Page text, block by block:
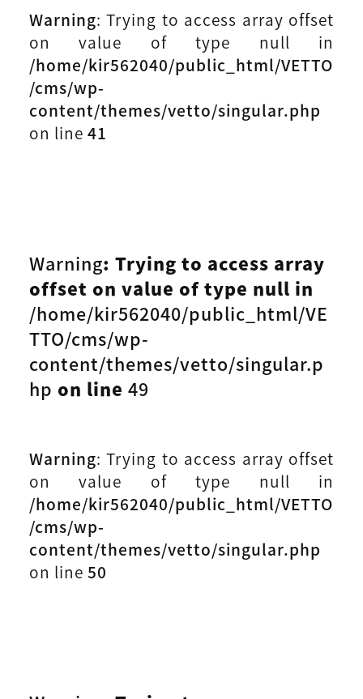
Warning: Trying to access array offset
on value of type null in
/home/kir562040/public_html/VETTO
/cms/wp-
content/themes/vetto/singular.php
on line 41
Warning: Trying to access array
offset on value of type null in
/home/kir562040/public_html/VE
TTO/cms/wp-
content/themes/vetto/singular.p
hp on line 49
Warning: Trying to access array offset
on value of type null in
/home/kir562040/public_html/VETTO
/cms/wp-
content/themes/vetto/singular.php
on line 50